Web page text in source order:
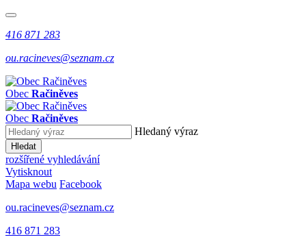
416 871 283
ou.racineves@seznam.cz
Obec Račiněves
Obec Račiněves
Hledaný výraz
Hledat
rozšířené vyhledávání
Vytisknout
Mapa webu Facebook
ou.racineves@seznam.cz
416 871 283